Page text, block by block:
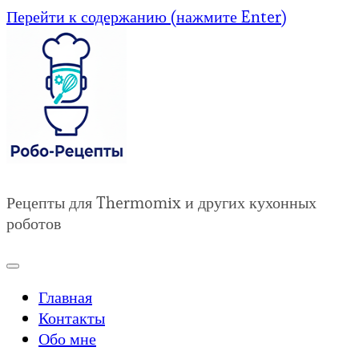
Перейти к содержанию (нажмите Enter)
Рецепты для Thermomix и других кухонных
роботов
Главная
Контакты
Обо мне